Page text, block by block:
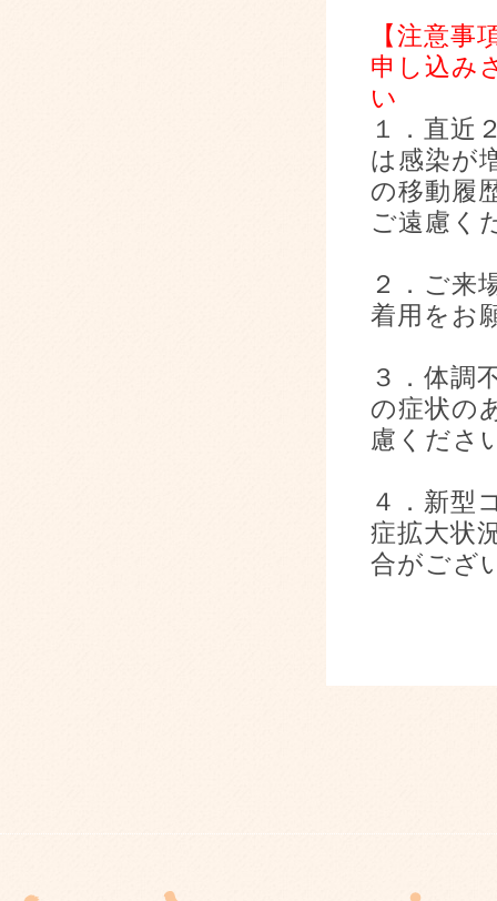
【注意
申し込み
い
１．直近
は感染が
の移動履
ご遠慮く
２．ご来
着用をお
３．体調
の症状の
慮くださ
４．新型
症拡大状
合がござ